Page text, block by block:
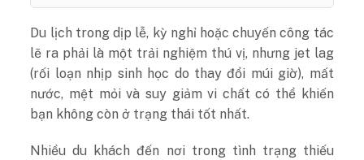
Du lịch trong dịp lễ, kỳ nghỉ hoặc chuyến công tác
lẽ ra phải là một trải nghiệm thú vị, nhưng jet lag
(rối loạn nhịp sinh học do thay đổi múi giờ), mất
nước, mệt mỏi và suy giảm vi chất có thể khiến
bạn không còn ở trạng thái tốt nhất.
Nhiều du khách đến nơi trong tình trạng thiếu